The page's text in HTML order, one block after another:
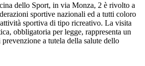
dello Sport, in via Monza, 2 è rivolto a
sportive nazionali ed a tutti coloro
sportiva di tipo ricreativo. La visita
obbligatoria per legge, rappresenta un
a tutela della salute dello